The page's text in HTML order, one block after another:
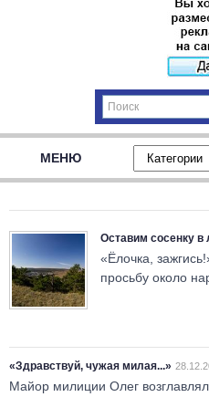
МЕНЮ
Оставим сосенку в
«Ёлочка,
просьбу около
«Здравствуй, чужая милая...»
Майор милиции Олег